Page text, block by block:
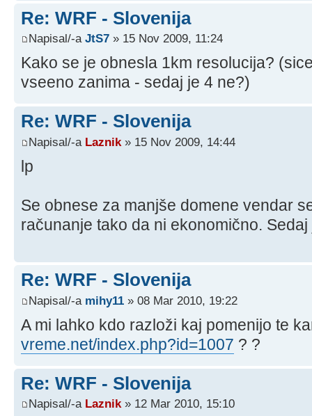
Re: WRF - Slovenija
Napisal/-a JtS7 » 15 Nov 2009, 11:24
Kako se je obnesla 1km resolucija?
vseeno zanima - sedaj je 4 ne?)
Re: WRF - Slovenija
Napisal/-a Laznik » 15 Nov 2009, 14:44
lp
Se obnese za manjše domene vendar
računanje tako da ni ekonomično. Sedaj
Re: WRF - Slovenija
Napisal/-a mihy11 » 08 Mar 2010, 19:22
A mi lahko kdo razloži kaj pomenijo te
vreme.net/index.php?id=1007 ? ?
Re: WRF - Slovenija
Napisal/-a Laznik» 12 Mar 2010, 15:10